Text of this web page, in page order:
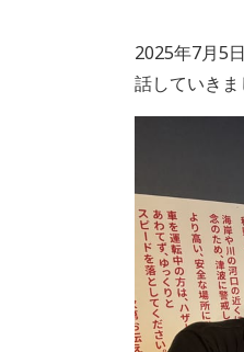
2025年7月5
話していきま